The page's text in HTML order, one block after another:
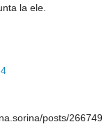
la ele.
posts/266749